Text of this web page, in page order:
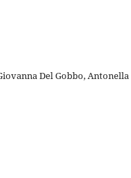
Del Gobbo,